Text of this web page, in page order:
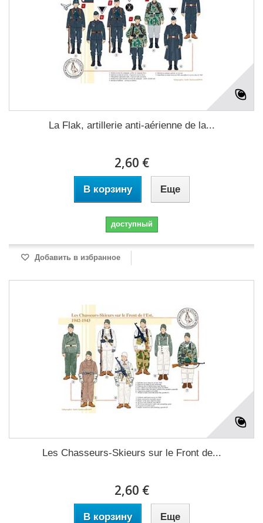
La Flak, artillerie anti-aérienne de la...
2,60 €
В корзину Еще
доступный
Добавить в избранное
Les Chasseurs-Skieurs sur le Front de...
2,60 €
В корзину Еще